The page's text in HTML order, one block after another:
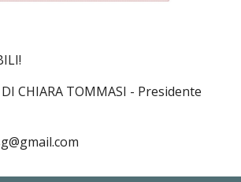
DI CHIARA TOMMASI - Presidente